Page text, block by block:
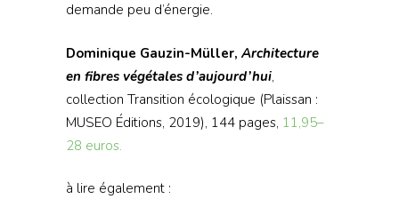
demande peu d’énergie.
Dominique Gauzin-Müller, Architecture
en fibres végétales d’aujourd’hui,
collection Transition écologique (Plaissan :
MUSEO Éditions, 2019), 144 pages, 11,95–
28 euros.
à lire également :